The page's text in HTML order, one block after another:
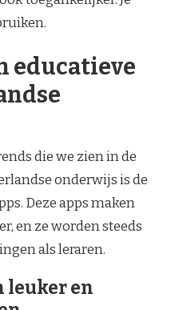
educatieve
die we zien in de
onderwijs is de
Deze apps maken
en ze worden steeds
als leraren.
leuker en